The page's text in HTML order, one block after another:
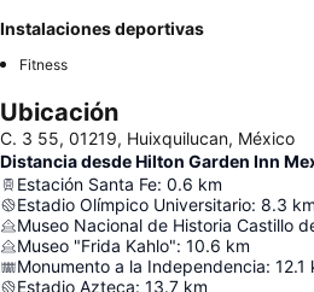
Instalaciones deportivas
Fitness
Ubicación
C. 3 55, 01219, Huixquilucan, México
Distancia desde Hilton Garden Inn
Estación Santa Fe: 0.6 km
Estadio Olímpico Universitario: 8.3 km
Museo Nacional de Historia Castillo
Museo "Frida Kahlo": 10.6 km
Monumento a la Independencia: 12.1
Estadio Azteca: 13.7 km